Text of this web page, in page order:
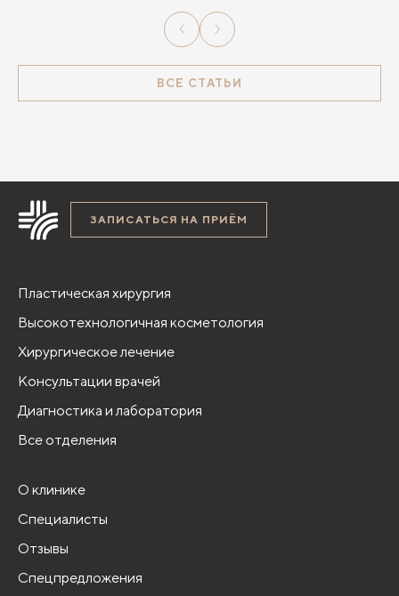
ВСЕ СТАТЬИ
ЗАПИСАТЬСЯ НА ПРИЁМ
Пластическая хирургия
Высокотехнологичная косметология
Хирургическое лечение
Консультации врачей
Диагностика и лаборатория
Все отделения
О клинике
Специалисты
Отзывы
Спецпредложения